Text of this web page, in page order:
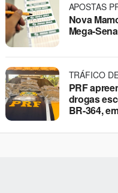
APOSTAS
Nova
Mega-
TRÁFICO
PRF
drogas
BR-364,